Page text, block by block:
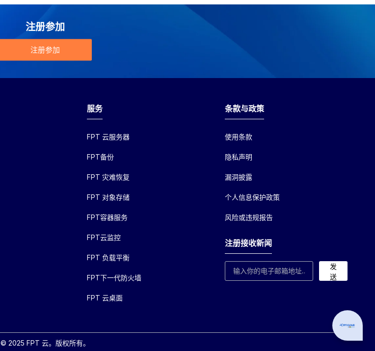
注册参加
注册参加
服务
FPT 云服务器
FPT备份
FPT 灾难恢复
FPT 对象存储
FPT容器服务
FPT云监控
FPT 负载平衡
FPT下一代防火墙
FPT 云桌面
条款与政策
使用条款
隐私声明
漏洞披露
个人信息保护政策
风险或违规报告
注册接收新闻
发
送
© 2025 FPT 云。版权所有。
Can I